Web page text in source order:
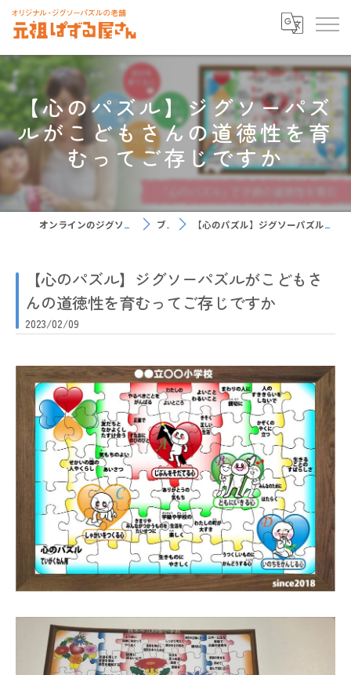
【心のパズル】ジグソーパズ
ルがこどもさんの道徳性を育
むってご存じですか
オンラインのジグソーパズルなら元祖ぱずる屋さん ブログ 【心のパズル】ジグソーパズルがこどもさんの道徳性を育むってご存じですか
【心のパズル】ジグソーパズルがこどもさ
んの道徳性を育むってご存じですか
2023/02/09